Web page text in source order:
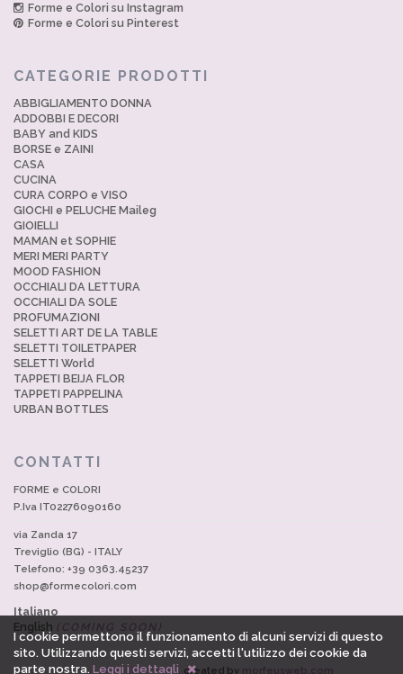
Forme e Colori su Instagram
Forme e Colori su Pinterest
CATEGORIE PRODOTTI
ABBIGLIAMENTO DONNA
ADDOBBI E DECORI
BABY and KIDS
BORSE e ZAINI
CASA
CUCINA
CURA CORPO e VISO
GIOCHI e PELUCHE Maileg
GIOIELLI
MAMAN et SOPHIE
MERI MERI PARTY
MOOD FASHION
OCCHIALI DA LETTURA
OCCHIALI DA SOLE
PROFUMAZIONI
SELETTI ART DE LA TABLE
SELETTI TOILETPAPER
SELETTI World
TAPPETI BEIJA FLOR
TAPPETI PAPPELINA
URBAN BOTTLES
CONTATTI
FORME e COLORI
P.Iva IT02276090160
via Zanda 17
Treviglio (BG) - ITALY
Telefono: +39 0363.45237
shop@formecolori.com
Italiano
English (COMING SOON)
created by morfeusweb.com
I cookie permettono il funzionamento di alcuni servizi di questo
sito. Utilizzando questi servizi, accetti l'utilizzo dei cookie da
parte nostra. Leggi i dettagli